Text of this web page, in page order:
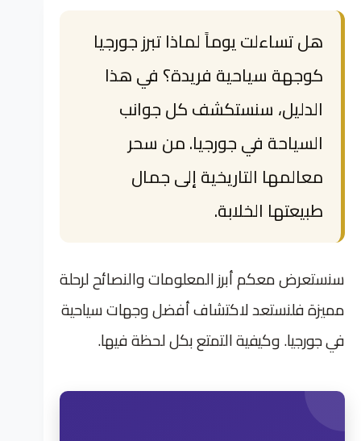
هل تساءلت يوماً لماذا تبرز جورجيا
كوجهة سياحية فريدة؟ في هذا
الدليل، سنستكشف كل جوانب
السياحة في جورجيا. من سحر
معالمها التاريخية إلى جمال
طبيعتها الخلابة.
سنستعرض معكم أبرز المعلومات والنصائح لرحلة
مميزة فلنستعد لاكتشاف أفضل وجهات سياحية
في جورجيا. وكيفية التمتع بكل لحظة فيها.